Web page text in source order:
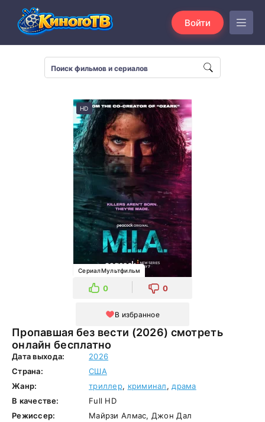
Войти
Пропавшая без вести (2026) смотреть
онлайн бесплатно
HD
СериалМультфильм
0 0
В избранное
Дата выхода:
2026
Страна:
США
Жанр:
триллер, криминал, драма
В качестве:
Full HD
Режиссер:
Майрзи Алмас, Джон Дал